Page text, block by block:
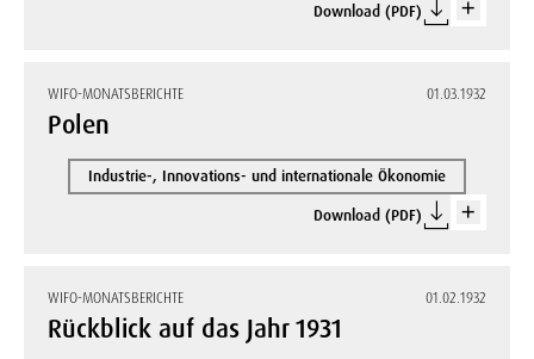
Download (PDF)
WIFO-MONATSBERICHTE 01.03.1932
Polen
Industrie-, Innovations- und internationale Ökonomie
Download (PDF)
WIFO-MONATSBERICHTE 01.02.1932
Rückblick auf das Jahr 1931